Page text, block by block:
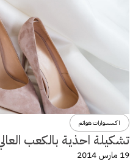
اكسسوارات هوانم
تشكيلة احذية بالكعب
19 مارس 2014